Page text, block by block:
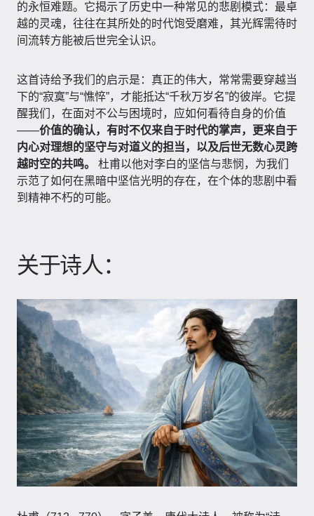
的永恒难题。它揭示了历史中一种常见的悲剧模式：最卓
越的灵魂，往往在其所处的时代饱受磨难，其光辉需待时
间流转方能被后世完全认识。
这首诗给予我们的启示是：真正的伟大，常常需要穿越当
下的“寂寞”与“憔悴”，才能抵达“千秋万岁名”的彼岸。它提
醒我们，在面对不公与困境时，应如何看待自身的价值
——价值的确认，有时不仅来自于时代的掌声，更来自于
内心对理想的坚守与对道义的担当，以及后世无数心灵跨
越时空的共鸣。
杜甫以他对李白的坚信与悲悯，为我们
示范了如何在黑暗中坚信光明的存在，在个体的悲剧中看
到精神不朽的可能。
关于诗人：